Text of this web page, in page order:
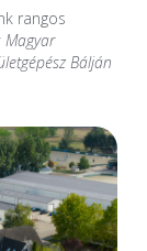
rangos
Magyar
Bálján